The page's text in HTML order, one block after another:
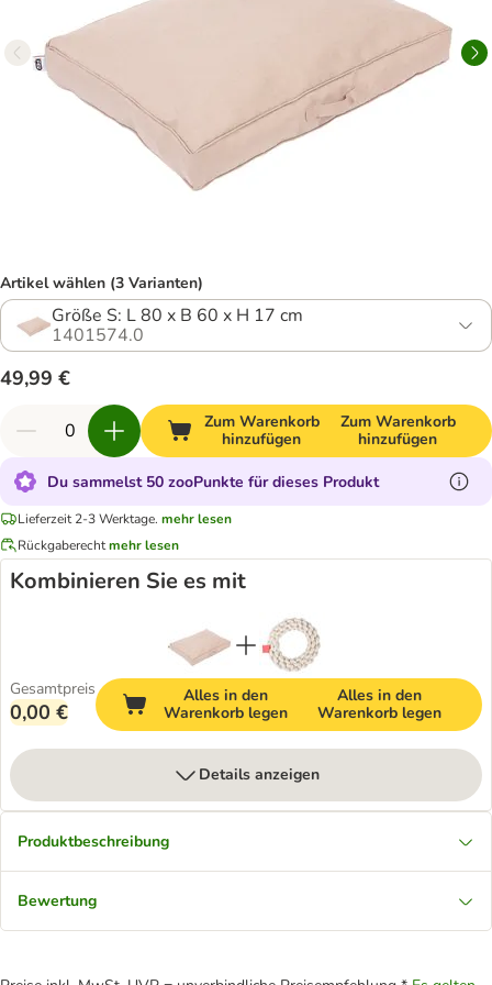
Artikel wählen (3 Varianten)
Größe S: L 80 x B 60 x H 17 cm
1401574.0
49,99 €
Zum Warenkorb
hinzufügen
Zum Warenkorb
hinzufügen
Du sammelst 50 zooPunkte für dieses Produkt
Lieferzeit 2-3 Werktage. mehr lesen
Rückgaberechtmehr lesen
Kombinieren Sie es mit
Gesamtpreis
0,00 €
Alles in den
Warenkorb legen
Alles in den
Warenkorb legen
Details anzeigen
Produktbeschreibung
Bewertung